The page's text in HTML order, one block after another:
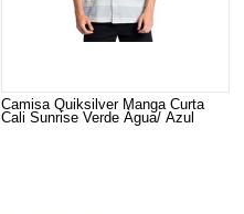
Camisa Quiksilver Manga Curta
Cali Sunrise Verde Àgua/ Azul